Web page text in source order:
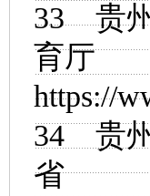
33贵
育
https://
34贵
省